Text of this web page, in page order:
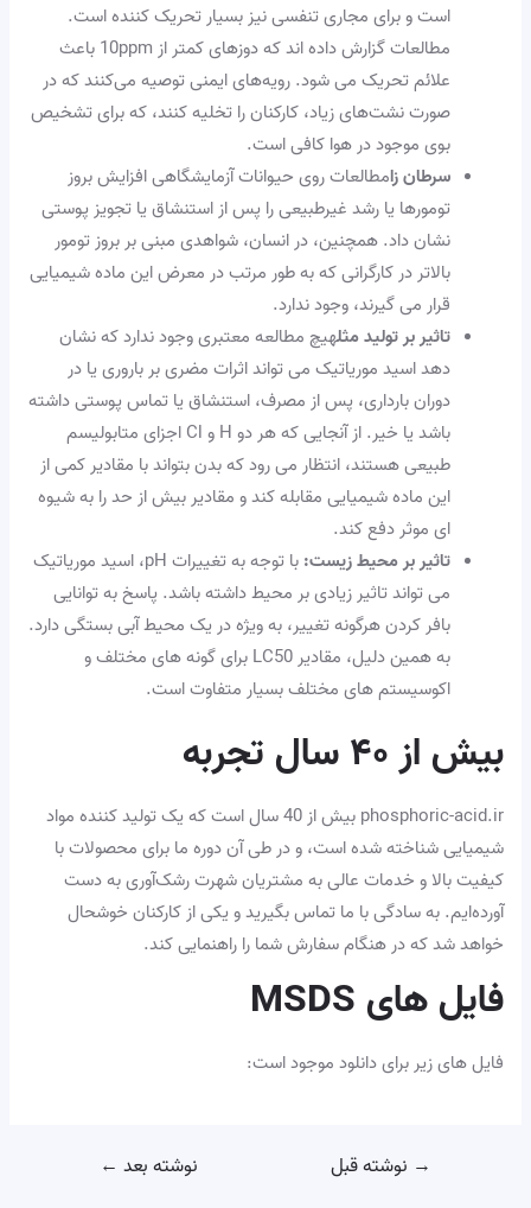
است و برای مجاری تنفسی نیز بسیار تحریک کننده است.
مطالعات گزارش داده اند که دوزهای کمتر از 10ppm باعث
علائم تحریک می شود. رویه‌های ایمنی توصیه می‌کنند که در
صورت نشت‌های زیاد، کارکنان را تخلیه کنند، که برای تشخیص
بوی موجود در هوا کافی است.
سرطان زامطالعات روی حیوانات آزمایشگاهی افزایش بروز
تومورها یا رشد غیرطبیعی را پس از استنشاق یا تجویز پوستی
نشان داد. همچنین، در انسان، شواهدی مبنی بر بروز تومور
بالاتر در کارگرانی که به طور مرتب در معرض این ماده شیمیایی
قرار می گیرند، وجود ندارد.
تاثیر بر تولید مثلهیچ مطالعه معتبری وجود ندارد که نشان
دهد اسید موریاتیک می تواند اثرات مضری بر باروری یا در
دوران بارداری، پس از مصرف، استنشاق یا تماس پوستی داشته
باشد یا خیر. از آنجایی که هر دو H و Cl اجزای متابولیسم
طبیعی هستند، انتظار می رود که بدن بتواند با مقادیر کمی از
این ماده شیمیایی مقابله کند و مقادیر بیش از حد را به شیوه
ای موثر دفع کند.
تاثیر بر محیط زیست:
با توجه به تغییرات pH، اسید موریاتیک
می تواند تاثیر زیادی بر محیط داشته باشد. پاسخ به توانایی
بافر کردن هرگونه تغییر، به ویژه در یک محیط آبی بستگی دارد.
به همین دلیل، مقادیر LC50 برای گونه های مختلف و
اکوسیستم های مختلف بسیار متفاوت است.
بیش از ۴۰ سال تجربه
phosphoric-acid.ir بیش از 40 سال است که یک تولید کننده مواد
شیمیایی شناخته شده است، و در طی آن دوره ما برای محصولات با
کیفیت بالا و خدمات عالی به مشتریان شهرت رشک‌آوری به دست
آورده‌ایم. به سادگی با ما تماس بگیرید و یکی از کارکنان خوشحال
خواهد شد که در هنگام سفارش شما را راهنمایی کند.
فایل های MSDS
فایل های زیر برای دانلود موجود است:
→ نوشته قبل نوشته بعد ←